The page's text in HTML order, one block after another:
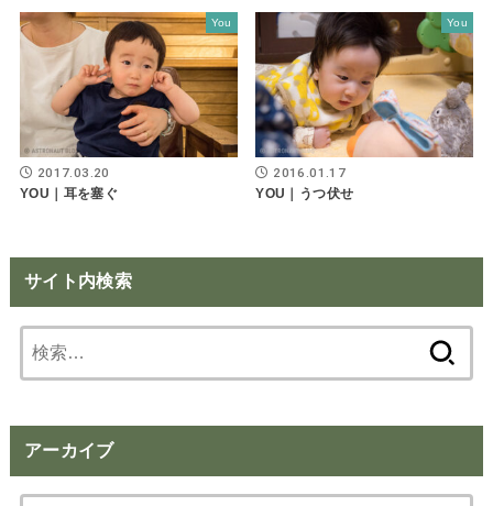
You
2017.03.20
YOU｜耳を塞ぐ
You
2016.01.17
YOU｜うつ伏せ
サイト内検索
索:
アーカイブ